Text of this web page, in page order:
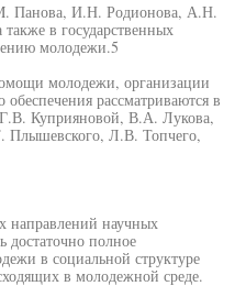
Панова, И.Н. Родионова, А.Н.
в государственных
молодежи.5
молодежи, организации
рассматриваются в
Куприяновой, В.А. Лукова,
Л.В. Топчего,
направлений научных
достаточно полное
в социальной структуре
в молодежной среде.